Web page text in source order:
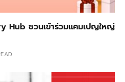
Hub ชวนเข้าร่วมแคมเปญใหญ่